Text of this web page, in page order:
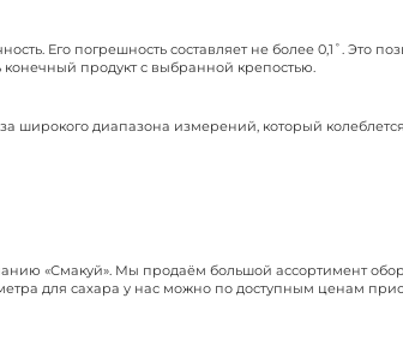
Его погрешность составляет не более 0,1˚. Это
продукт с выбранной крепостью.
широкого диапазона измерений, который колеблется
«Смакуй». Мы продаём большой ассортимент
для сахара у нас можно по доступным ценам